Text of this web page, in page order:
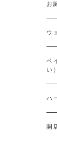
お
ウ
ベ
い）
ハ
開